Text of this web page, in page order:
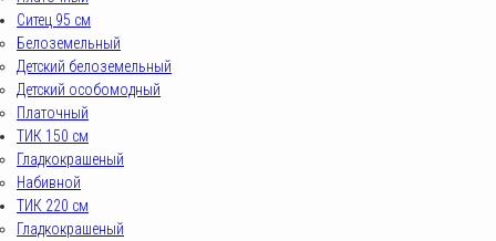
Ситец 95 см
Белоземельный
Детский белоземельный
Детский особомодный
Платочный
ТИК 150 см
Гладкокрашеный
Набивной
ТИК 220 см
Гладкокрашеный